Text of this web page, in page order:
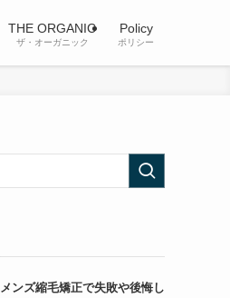
THE ORGANIC
ザ・オーガニック
Policy
ポリシー
メンズ縮毛矯正で失敗や後悔し